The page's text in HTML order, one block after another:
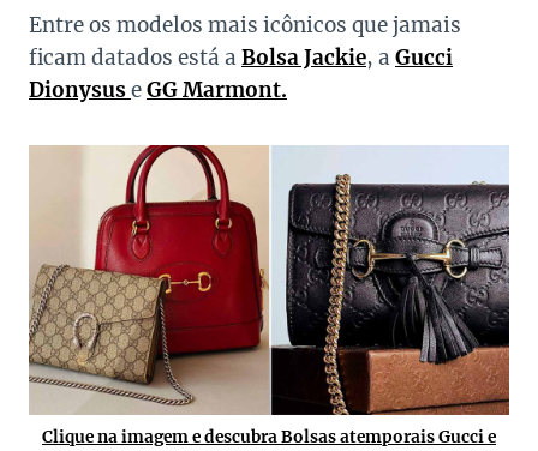
Entre os modelos mais icônicos que jamais
ficam datados está a Bolsa Jackie, a Gucci
DionysuseGG Marmont.
Clique na imagem e descubra Bolsas atemporais Gucci e